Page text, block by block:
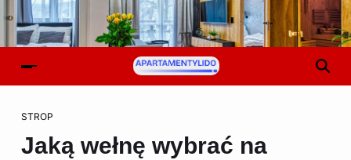
STROP
Jaką wełnę wybrać na